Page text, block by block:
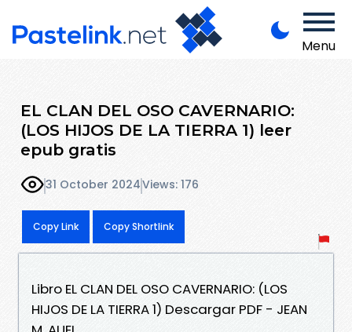
Menu
EL CLAN DEL OSO CAVERNARIO:
(LOS HIJOS DE LA TIERRA 1) leer
epub gratis
31 October 2024Views: 176
Copy Link Copy Shortlink
Libro EL CLAN DEL OSO CAVERNARIO: (LOS
HIJOS DE LA TIERRA 1) Descargar PDF - JEAN